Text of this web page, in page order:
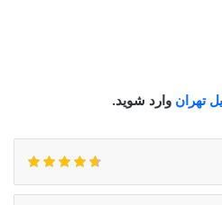
تهران وارد شوید.